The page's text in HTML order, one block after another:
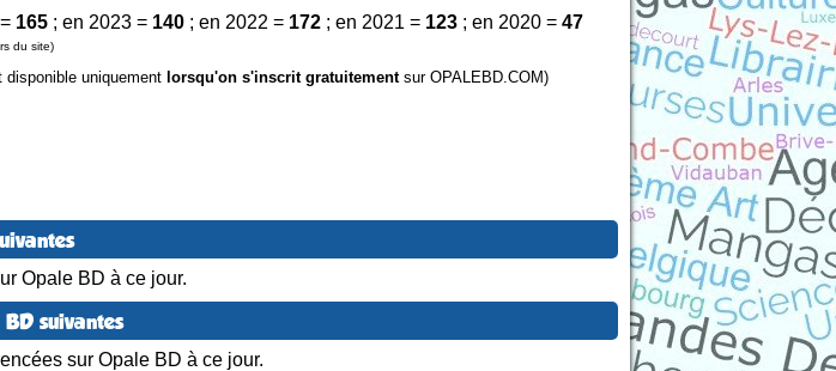
165 ; en 2023 = 140 ; en 2022 = 172 ; en 2021 = 123 ; en 2020 = 47
du site)
uniquement lorsqu'on s'inscrit gratuitementsur OPALEBD.COM)
Opale BD à ce jour.
suivantes
sur Opale BD à ce jour.